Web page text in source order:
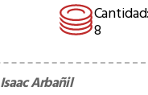
Cantidad:
8
Isaac Arbañil